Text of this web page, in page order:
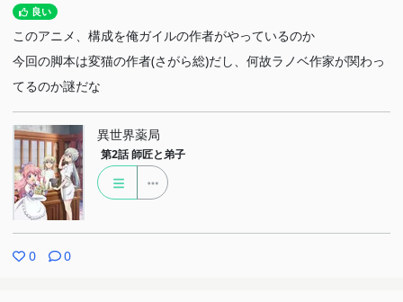
良い
このアニメ、構成を俺ガイルの作者がやっているのか
今回の脚本は変猫の作者(さがら総)だし、何故ラノベ作家が関わっ
てるのか謎だな
異世界薬局
第2話 師匠と弟子
0 0